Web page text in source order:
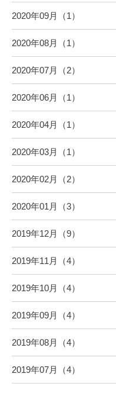
2020年09月（1）
2020年08月（1）
2020年07月（2）
2020年06月（1）
2020年04月（1）
2020年03月（1）
2020年02月（2）
2020年01月（3）
2019年12月（9）
2019年11月（4）
2019年10月（4）
2019年09月（4）
2019年08月（4）
2019年07月（4）